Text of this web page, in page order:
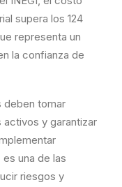
supera los 124
representa un
la confianza de
deben tomar
y garantizar
es una de las
riesgos y